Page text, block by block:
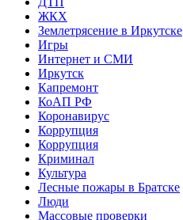
ЖКХ
Землетрясение в Иркутске
Игры
Интернет и СМИ
Иркутск
Капремонт
КоАП РФ
Коронавирус
Коррупция
Коррупция
Криминал
Культура
Лесные пожары в Братске
Люди
Массовые проверки